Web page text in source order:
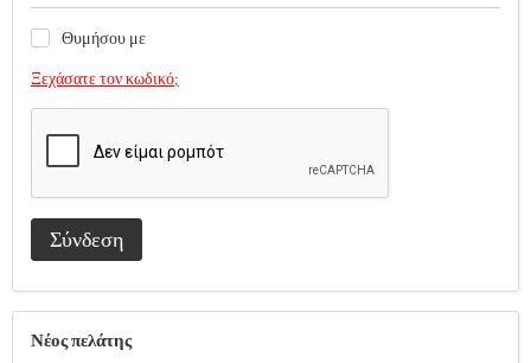
Θυμήσου με
Ξεχάσατε τον κωδικό;
Σύνδεση
Νέος πελάτης